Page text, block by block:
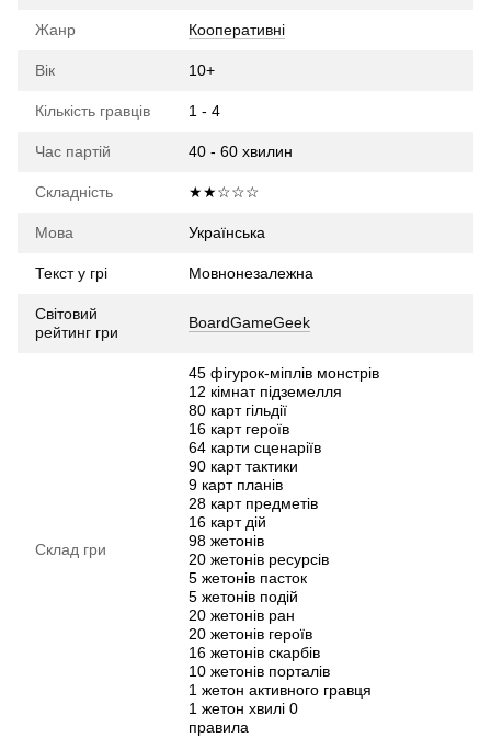
Жанр Кооперативні
Вік 10+
Кількість гравців 1 - 4
Час партій 40 - 60 хвилин
Складність ★★☆☆☆
Мова Українська
Текст у грі Мовнонезалежна
Світовий
рейтинг гри
BoardGameGeek
Склад гри
45 фігурок-міплів монстрів
12 кімнат підземелля
80 карт гільдії
16 карт героїв
64 карти сценаріїв
90 карт тактики
9 карт планів
28 карт предметів
16 карт дій
98 жетонів
20 жетонів ресурсів
5 жетонів пасток
5 жетонів подій
20 жетонів ран
20 жетонів героїв
16 жетонів скарбів
10 жетонів порталів
1 жетон активного гравця
1 жетон хвилі 0
правила